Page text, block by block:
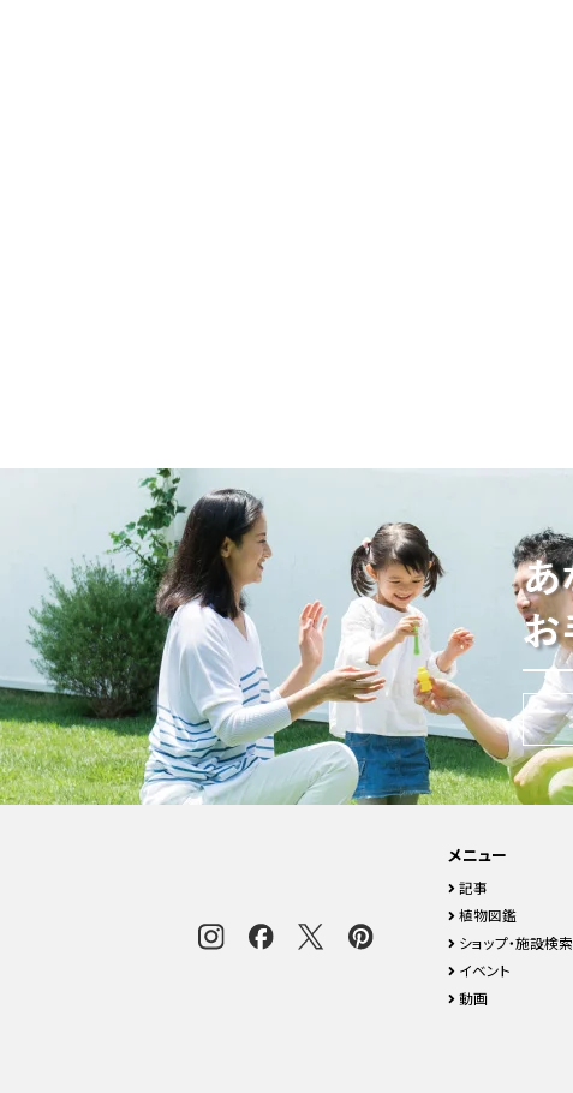
メニュー
記事
植物図鑑
ショップ・施設検索
イベント
動画